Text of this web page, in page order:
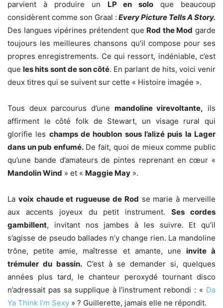
parvient à produire un LP en solo que beaucoup
considèrent comme son Graal : Every Picture Tells A Story.
Des langues vipérines prétendent que Rod the Mod garde
toujours les meilleures chansons qu’il compose pour ses
propres enregistrements. Ce qui ressort, indéniable, c’est
queles hits sont de son côté. En parlant de hits, voici venir
deux titres qui se suivent sur cette « Histoire imagée ».
Tous deux parcourus d’une mandoline virevoltante, ils
affirment le côté folk de Stewart, un visage rural qui
glorifie les champs de houblon sous l’alizé puis la Lager
dans un pub enfumé.De fait, quoi de mieux comme public
qu’une bande d’amateurs de pintes reprenant en cœur «
Mandolin Wind » et « Maggie May ».
La voix chaude et rugueuse de Rod se marie à merveille
aux accents joyeux du petit instrument.Ses cordes
gambillent, invitant nos jambes à les suivre. Et qu’il
s’agisse de pseudo ballades n’y change rien. La mandoline
trône, petite amie, maîtresse et amante, une invite à
trémuler du bassin. C’est à se demander si, quelques
années plus tard, le chanteur peroxydé tournant disco
n’adressait pas sa supplique à l’instrument rebondi : « Da
Ya Think I’m Sexy » ? Guillerette, jamais elle ne répondit.